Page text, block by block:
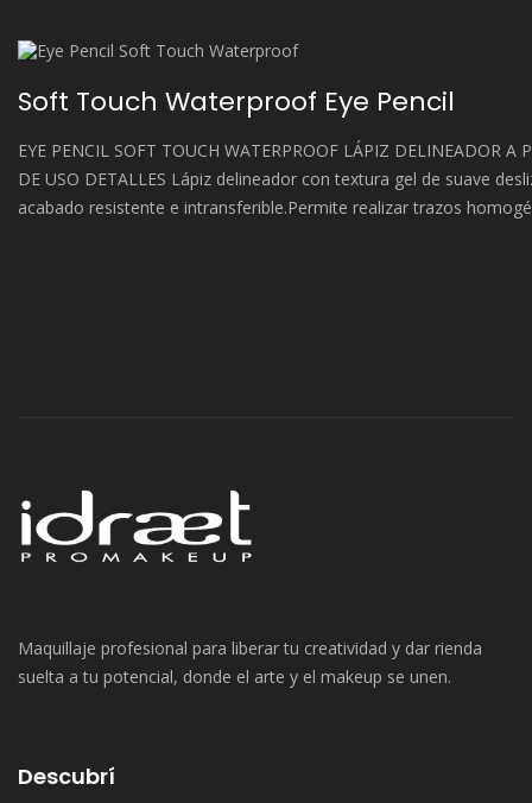
Soft Touch Waterproof Eye Pencil
EYE PENCIL SOFT TOUCH WATERPROOF LÁPIZ DELINEADOR A
DE USO DETALLES Lápiz delineador con textura gel de suave
acabado resistente e intransferible.Permite realizar trazos
Maquillaje profesional para liberar tu creatividad y dar rienda
suelta a tu potencial, donde el arte y el makeup se unen.
Descubrí